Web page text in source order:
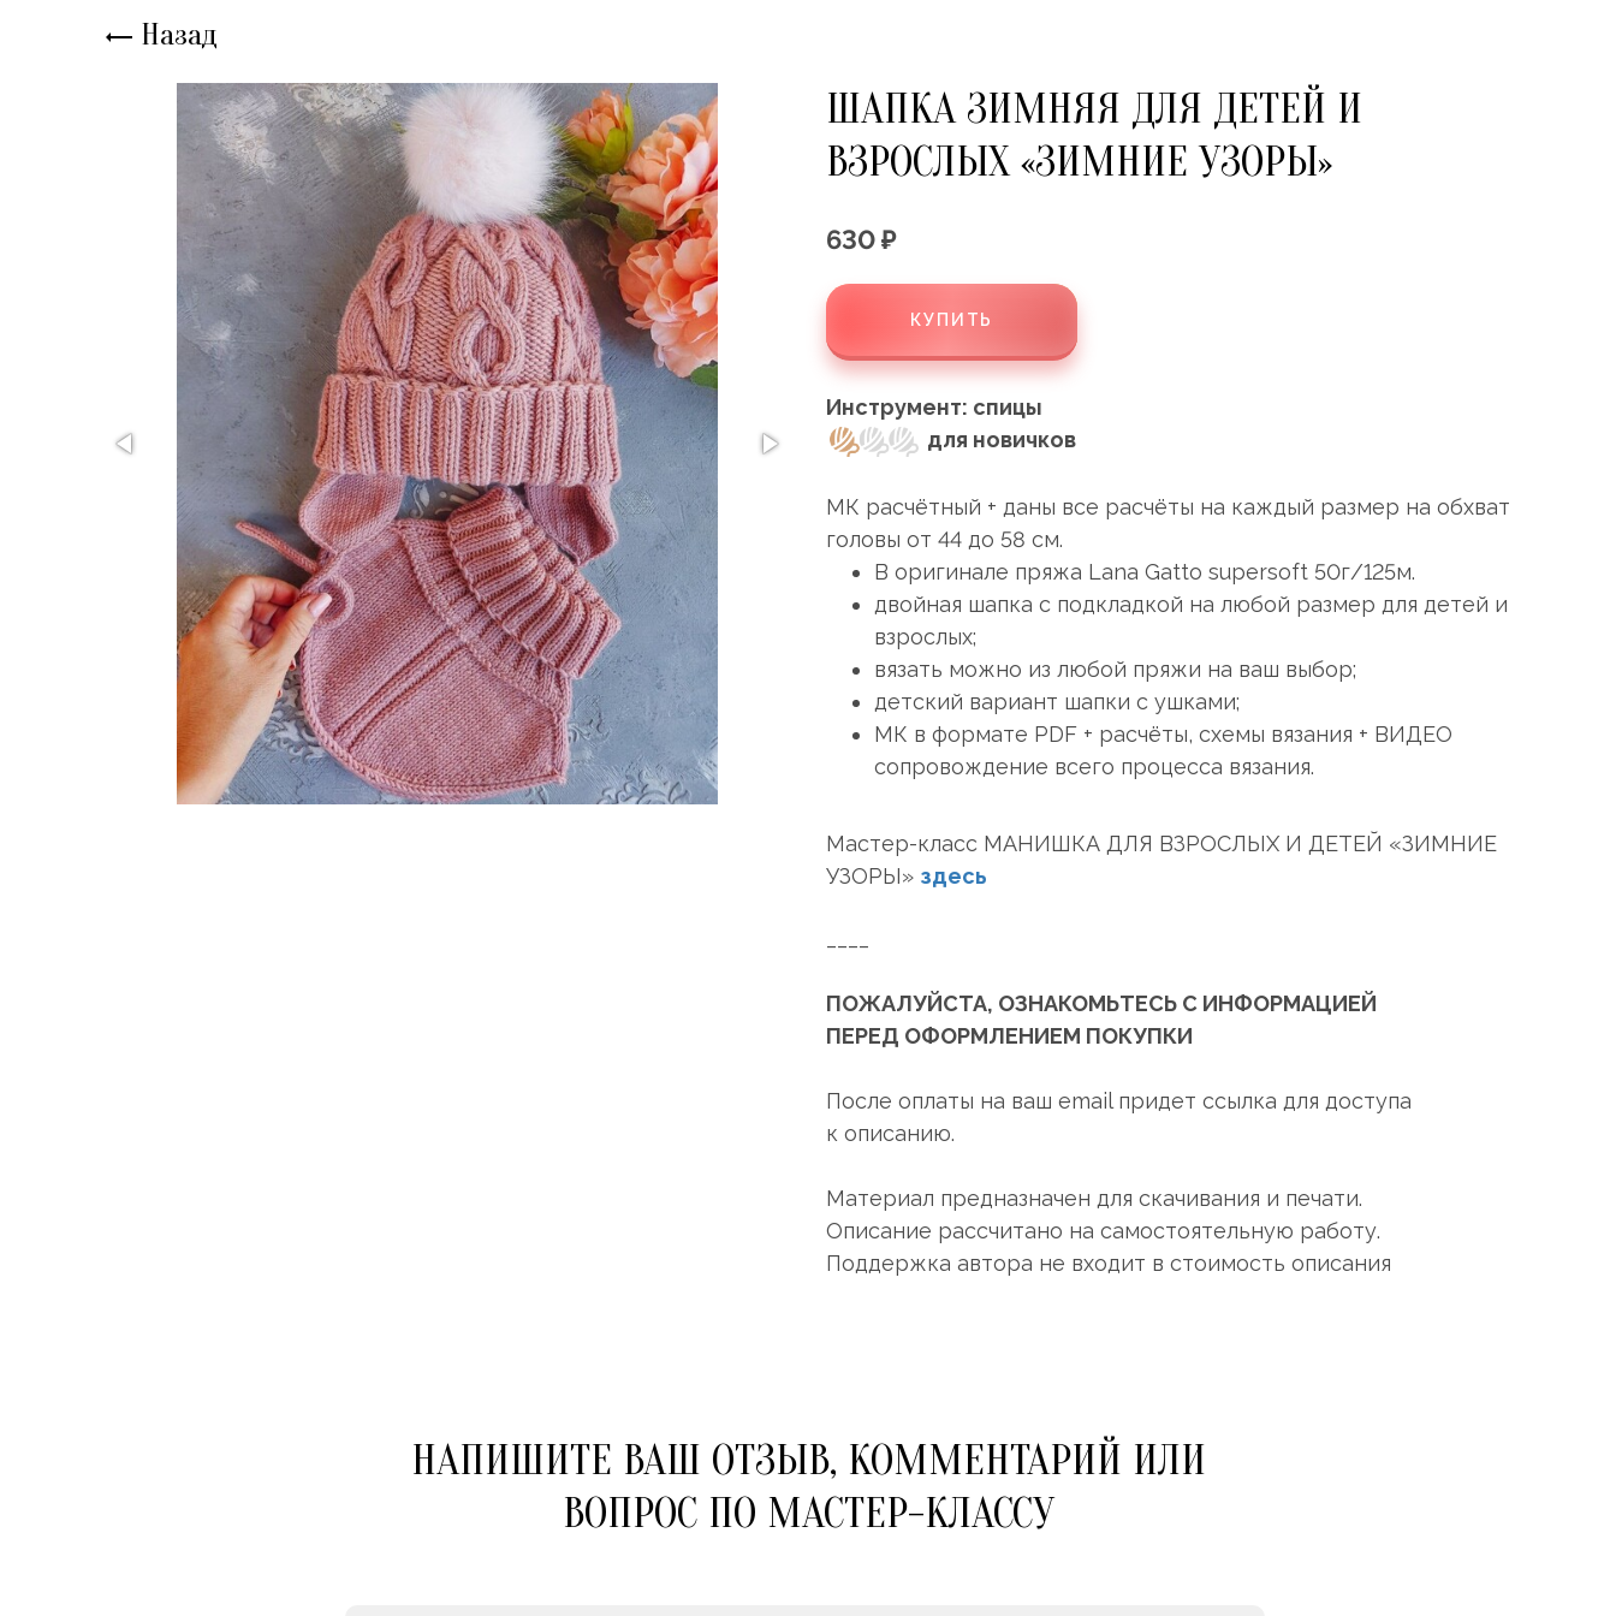
Назад
ШАПКА ЗИМНЯЯ ДЛЯ ДЕТЕЙ И
ВЗРОСЛЫХ «ЗИМНИЕ УЗОРЫ»
630 ₽
КУПИТЬ
Инструмент: спицы
для новичков
МК расчётный + даны все расчёты на каждый размер на обхват
головы от 44 до 58 см.
В оригинале пряжа Lana Gatto supersoft 50г/125м.
двойная шапка с подкладкой на любой размер для детей и
взрослых;
вязать можно из любой пряжи на ваш выбор;
детский вариант шапки с ушками;
МК в формате PDF + расчёты, схемы вязания + ВИДЕО
сопровождение всего процесса вязания.
Мастер-класс МАНИШКА ДЛЯ ВЗРОСЛЫХ И ДЕТЕЙ «ЗИМНИЕ
УЗОРЫ» здесь
ПОЖАЛУЙСТА, ОЗНАКОМЬТЕСЬ С ИНФОРМАЦИЕЙ
ПЕРЕД ОФОРМЛЕНИЕМ ПОКУПКИ
После оплаты на ваш email придет ссылка для доступа
к описанию.
Материал предназначен для скачивания и печати.
Описание рассчитано на самостоятельную работу.
Поддержка автора не входит в стоимость описания
НАПИШИТЕ ВАШ ОТЗЫВ, КОММЕНТАРИЙ ИЛИ
ВОПРОС ПО МАСТЕР-КЛАССУ